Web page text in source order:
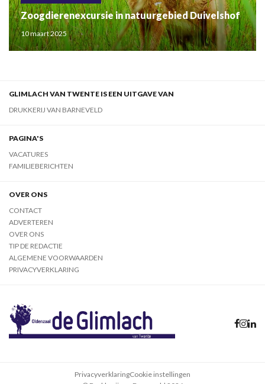
Zoogdierenexcursie in natuurgebied Duivelshof
10 maart 2025
GLIMLACH VAN TWENTE IS EEN UITGAVE VAN
DRUKKERIJ VAN BARNEVELD
PAGINA'S
VACATURES
FAMILIEBERICHTEN
OVER ONS
CONTACT
ADVERTEREN
OVER ONS
TIP DE REDACTIE
ALGEMENE VOORWAARDEN
PRIVACYVERKLARING
PrivacyverklaringCookie instellingen